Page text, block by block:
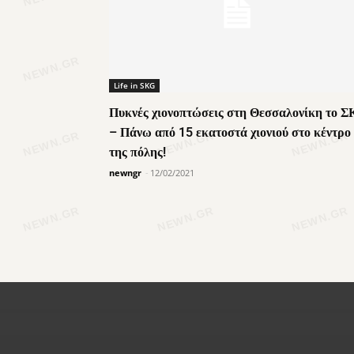
Life in SKG
Πυκνές χιονοπτώσεις στη Θεσσαλονίκη το
– Πάνω από 15 εκατοστά χιονιού στο κέντρο
της πόλης!
newngr - 12/02/2021